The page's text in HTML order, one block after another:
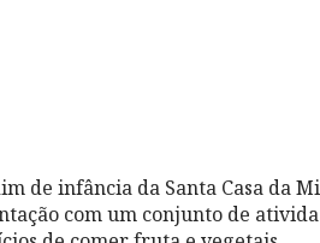
de infância da Santa Casa da
com um conjunto de